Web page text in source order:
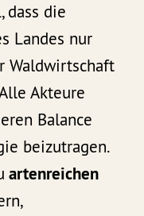
dass die
Landes nur
Waldwirtschaft
Akteure
Balance
beizutragen.
artenreichen